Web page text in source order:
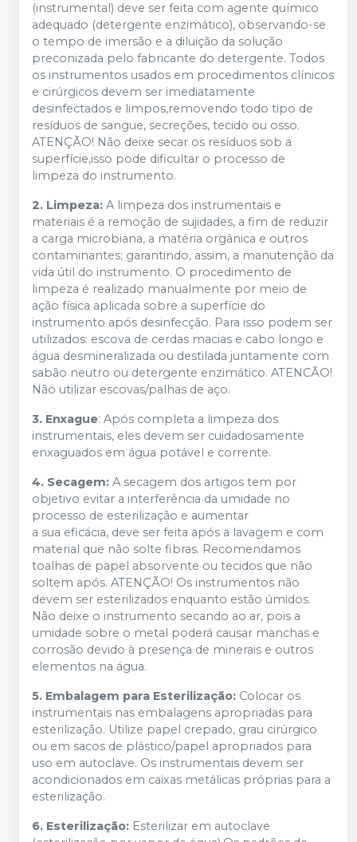
(instrumental) deve ser feita com agente químico
adequado (detergente enzimático), observando-se
o tempo de imersão e a diluição da solução
preconizada pelo fabricante do detergente. Todos
os instrumentos usados em procedimentos clínicos
e cirúrgicos devem ser imediatamente
desinfectados e limpos,removendo todo tipo de
resíduos de sangue, secreções, tecido ou osso.
ATENÇÃO! Não deixe secar os resíduos sob a
superfície,isso pode dificultar o processo de
limpeza do instrumento.
2. Limpeza: A limpeza dos instrumentais e
materiais é a remoção de sujidades, a fim de reduzir
a carga microbiana, a matéria orgânica e outros
contaminantes; garantindo, assim, a manutenção da
vida útil do instrumento. O procedimento de
limpeza é realizado manualmente por meio de
ação física aplicada sobre a superfície do
instrumento após desinfecção. Para isso podem ser
utilizados: escova de cerdas macias e cabo longo e
água desmineralizada ou destilada juntamente com
sabão neutro ou detergente enzimático. ATENCÃO!
Não utilizar escovas/palhas de aço.
3. Enxague: Após completa a limpeza dos
instrumentais, eles devem ser cuidadosamente
enxaguados em água potável e corrente.
4. Secagem: A secagem dos artigos tem por
objetivo evitar a interferência da umidade no
processo de esterilização e aumentar
a sua eficácia, deve ser feita após a lavagem e com
material que não solte fibras. Recomendamos
toalhas de papel absorvente ou tecidos que não
soltem após. ATENÇÃO! Os instrumentos não
devem ser esterilizados enquanto estão úmidos.
Não deixe o instrumento secando ao ar, pois a
umidade sobre o metal poderá causar manchas e
corrosão devido à presença de minerais e outros
elementos na água.
5. Embalagem para Esterilização: Colocar os
instrumentais nas embalagens apropriadas para
esterilização. Utilize papel crepado, grau cirúrgico
ou em sacos de plástico/papel apropriados para
uso em autoclave. Os instrumentais devem ser
acondicionados em caixas metálicas próprias para a
esterilização.
6. Esterilização: Esterilizar em autoclave